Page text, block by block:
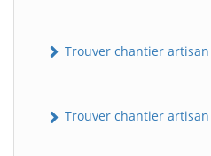
Trouver chantier artisan
Trouver chantier artisan